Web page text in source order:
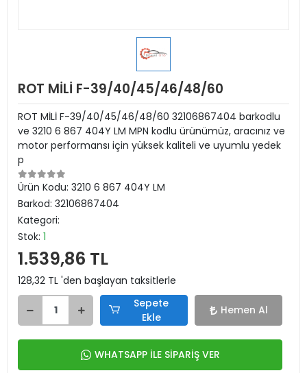
ROT MİLİ F-39/40/45/46/48/60
ROT MİLİ F-39/40/45/46/48/60 32106867404 barkodlu
ve 3210 6 867 404Y LM MPN kodlu ürünümüz, aracınız ve
motor performansı için yüksek kaliteli ve uyumlu yedek
p
Ürün Kodu: 3210 6 867 404Y LM
Barkod: 32106867404
Kategori:
Stok: 1
1.539,86 TL
128,32 TL 'den başlayan taksitlerle
Sepete
Ekle
Hemen Al
WHATSAPP İLE SİPARİŞ VER